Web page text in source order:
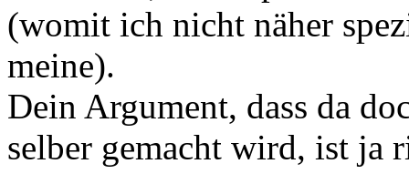
(womit ich nicht näher
meine).
Dein Argument, dass da
selber gemacht wird, ist